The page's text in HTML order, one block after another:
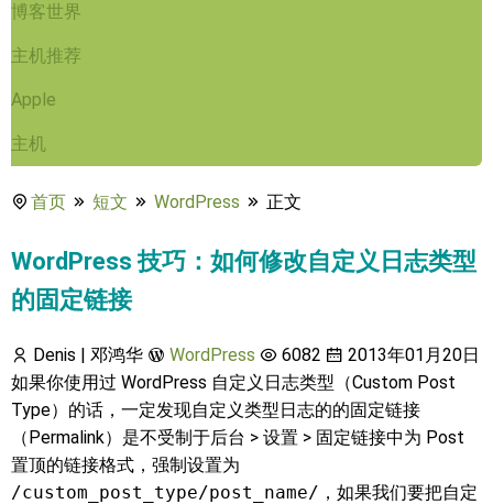
博客世界
主机推荐
Apple
主机
首页 短文 WordPress 正文
WordPress 技巧：如何修改自定义日志类型
的固定链接
Denis | 邓鸿华 WordPress 6082
2013年01月20日
如果你使用过 WordPress 自定义日志类型（Custom Post
Type）的话，一定发现自定义类型日志的的固定链接
（Permalink）是不受制于后台 > 设置 > 固定链接中为 Post
置顶的链接格式，强制设置为
/custom_post_type/post_name/ ，如果我们要把自定